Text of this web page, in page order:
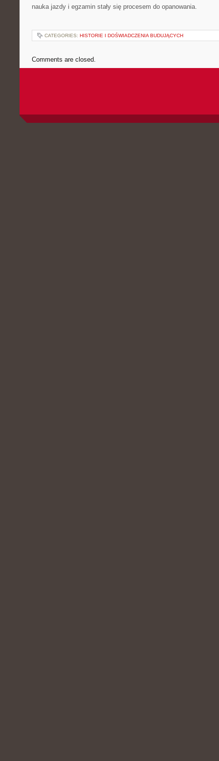
nauka jazdy i egzamin stały się procesem do opanowania.
CATEGORIES: HISTORIE I DOŚWIADCZENIA BUDUJĄCYCH
Comments are closed.